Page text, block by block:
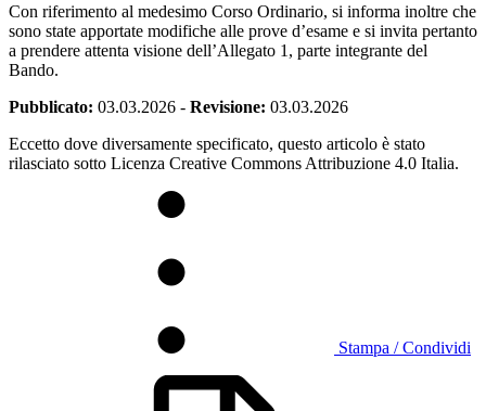
Con riferimento al medesimo Corso Ordinario, si informa inoltre che
sono state apportate modifiche alle prove d’esame e si invita pertanto
a prendere attenta visione dell’Allegato 1, parte integrante del
Bando.
Pubblicato: 03.03.2026 - Revisione: 03.03.2026
Eccetto dove diversamente specificato, questo articolo è stato
rilasciato sotto Licenza Creative Commons Attribuzione 4.0 Italia.
Stampa / Condividi